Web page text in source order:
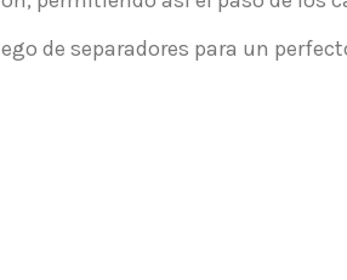
de separadores para un